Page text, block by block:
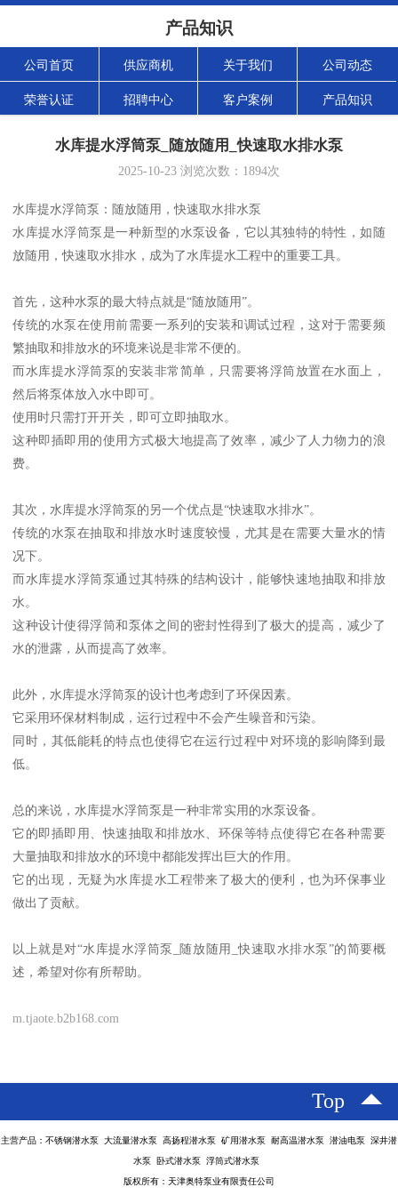
产品知识
公司首页 供应商机 关于我们 公司动态
荣誉认证 招聘中心 客户案例 产品知识
水库提水浮筒泵_随放随用_快速取水排水泵
2025-10-23 浏览次数： 1894次
水库提水浮筒泵：随放随用，快速取水排水泵
水库提水浮筒泵是一种新型的水泵设备，它以其独特的特性，如随
放随用，快速取水排水，成为了水库提水工程中的重要工具。
首先，这种水泵的最大特点就是“随放随用”。
传统的水泵在使用前需要一系列的安装和调试过程，这对于需要频
繁抽取和排放水的环境来说是非常不便的。
而水库提水浮筒泵的安装非常简单，只需要将浮筒放置在水面上，
然后将泵体放入水中即可。
使用时只需打开开关，即可立即抽取水。
这种即插即用的使用方式极大地提高了效率，减少了人力物力的浪
费。
其次，水库提水浮筒泵的另一个优点是“快速取水排水”。
传统的水泵在抽取和排放水时速度较慢，尤其是在需要大量水的情
况下。
而水库提水浮筒泵通过其特殊的结构设计，能够快速地抽取和排放
水。
这种设计使得浮筒和泵体之间的密封性得到了极大的提高，减少了
水的泄露，从而提高了效率。
此外，水库提水浮筒泵的设计也考虑到了环保因素。
它采用环保材料制成，运行过程中不会产生噪音和污染。
同时，其低能耗的特点也使得它在运行过程中对环境的影响降到最
低。
总的来说，水库提水浮筒泵是一种非常实用的水泵设备。
它的即插即用、快速抽取和排放水、环保等特点使得它在各种需要
大量抽取和排放水的环境中都能发挥出巨大的作用。
它的出现，无疑为水库提水工程带来了极大的便利，也为环保事业
做出了贡献。
以上就是对“水库提水浮筒泵_随放随用_快速取水排水泵”的简要概
述，希望对你有所帮助。
m.tjaote.b2b168.com
Top
主营产品：不锈钢潜水泵 大流量潜水泵 高扬程潜水泵 矿用潜水泵 耐高温潜水泵 潜油电泵 深井潜
水泵 卧式潜水泵 浮筒式潜水泵
版权所有：天津奥特泵业有限责任公司